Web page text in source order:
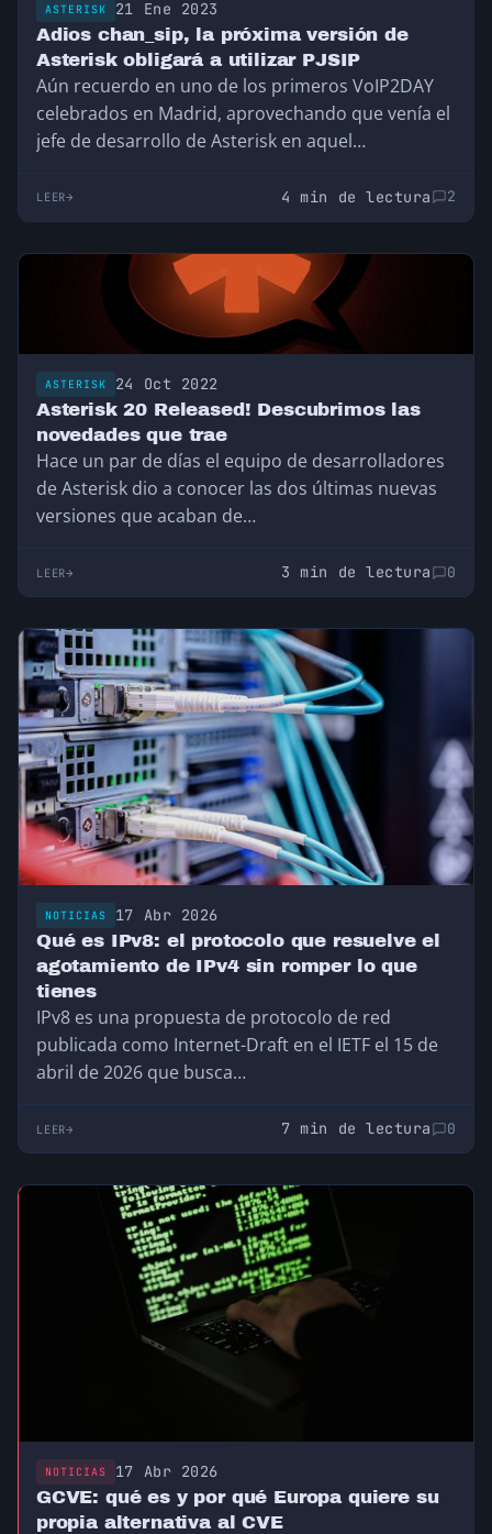
ASTERISK 21 Ene 2023
Adios chan_sip, la próxima versión de
Asterisk obligará a utilizar PJSIP
Aún recuerdo en uno de los primeros VoIP2DAY
celebrados en Madrid, aprovechando que venía el
jefe de desarrollo de Asterisk en aquel…
LEER 4 min de lectura 2
ASTERISK 24 Oct 2022
Asterisk 20 Released! Descubrimos las
novedades que trae
Hace un par de días el equipo de desarrolladores
de Asterisk dio a conocer las dos últimas nuevas
versiones que acaban de…
LEER 3 min de lectura 0
NOTICIAS 17 Abr 2026
Qué es IPv8: el protocolo que resuelve el
agotamiento de IPv4 sin romper lo que
tienes
IPv8 es una propuesta de protocolo de red
publicada como Internet-Draft en el IETF el 15 de
abril de 2026 que busca…
LEER 7 min de lectura 0
NOTICIAS 17 Abr 2026
GCVE: qué es y por qué Europa quiere su
propia alternativa al CVE